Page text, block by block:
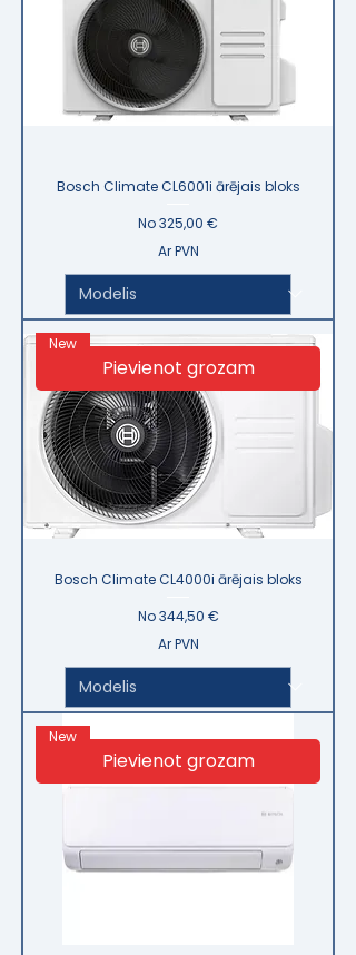
Bosch Climate CL6001i ārējais bloks
No325,00 €
Izpārdošanas cena
Ar PVN
Pievienot grozam
New
Bosch Climate CL4000i ārējais bloks
No344,50 €
Izpārdošanas cena
Ar PVN
Pievienot grozam
New